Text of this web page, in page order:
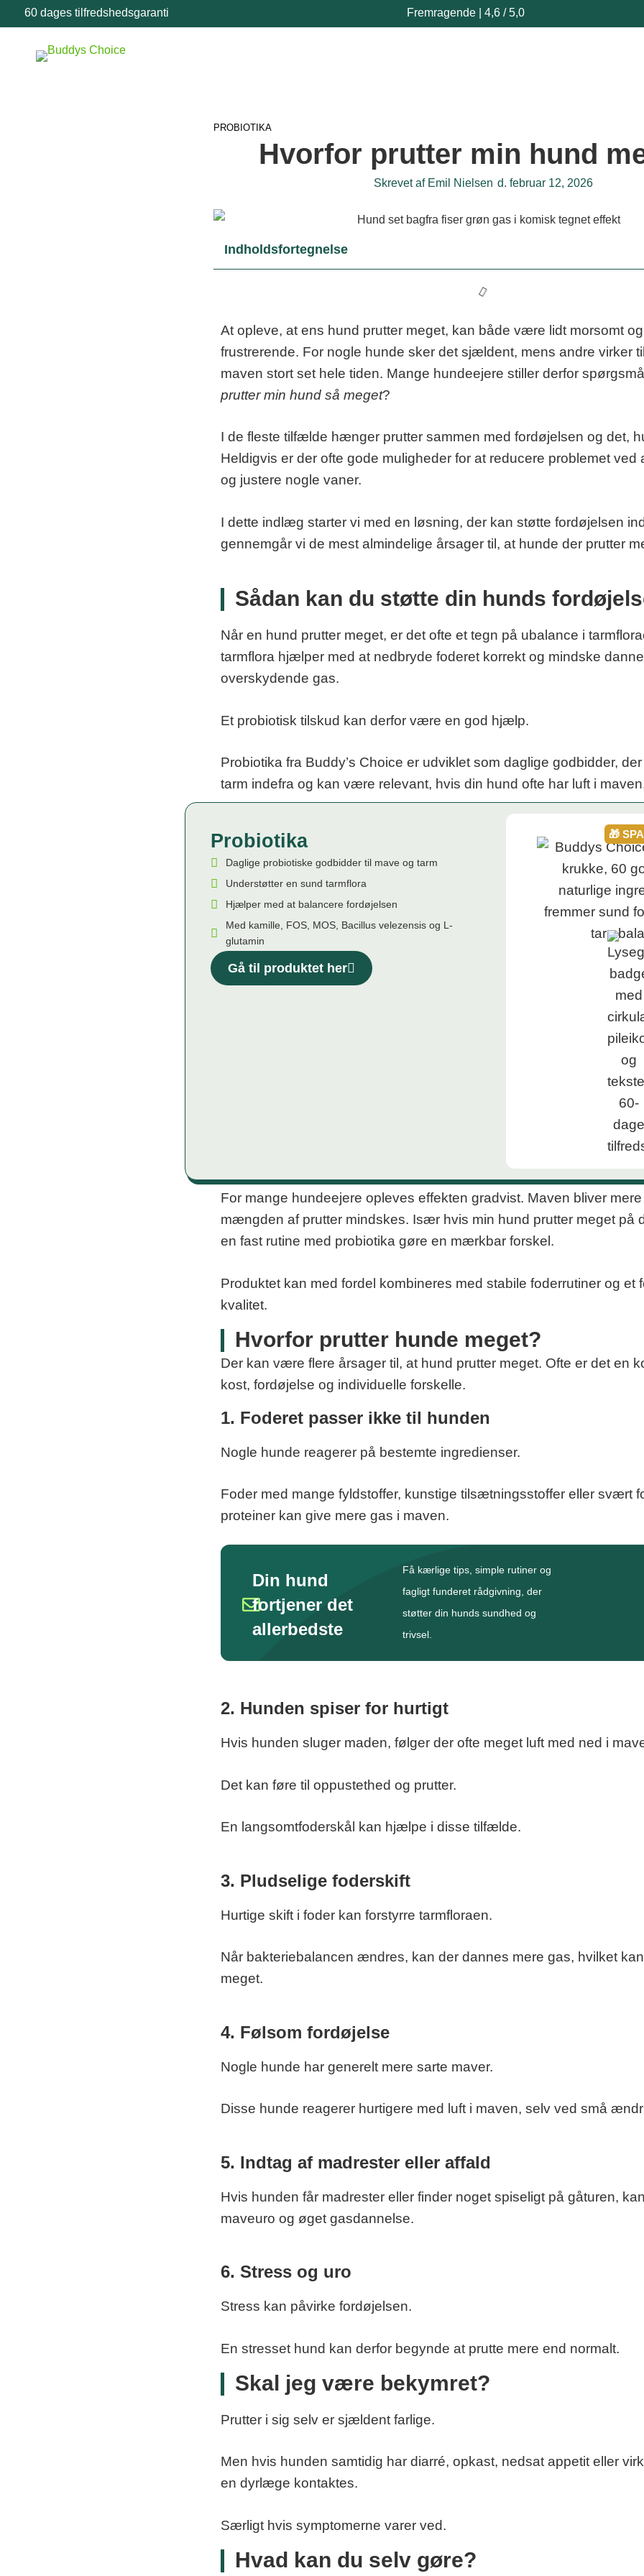
60 dages tilfredshedsgaranti Fremragende | 4,6 / 5,0
PROBIOTIKA
Hvorfor prutter min hund
Skrevet afEmil Nielsen d. februar 12, 2026
Indholdsfortegnelse
At opleve, at ens hund prutter meget, kan både være lidt morsomt
frustrerende. For nogle hunde sker det sjældent, mens andre virker
maven stort set hele tiden. Mange hundeejere stiller derfor
prutter min hund så meget?
I de fleste tilfælde hænger prutter sammen med fordøjelsen og det,
Heldigvis er der ofte gode muligheder for at reducere problemet ved
og justere nogle vaner.
I dette indlæg starter vi med en løsning, der kan støtte fordøjelsen
gennemgår vi de mest almindelige årsager til, at hunde der prutter
Sådan kan du støtte din hunds
Når en hund prutter meget, er det ofte et tegn på ubalance i
tarmflora hjælper med at nedbryde foderet korrekt og mindske
overskydende gas.
Et probiotisk tilskud kan derfor være en god hjælp.
Probiotika fra Buddy’s Choice er udviklet som daglige godbidder,
tarm indefra og kan være relevant, hvis din hund ofte har luft i
Probiotika
Daglige probiotiske godbidder til mave og tarm
Understøtter en sund tarmflora
Hjælper med at balancere fordøjelsen
Med kamille, FOS, MOS, Bacillus velezensis og L-
glutamin
Gå til produktet her
🎁
For mange hundeejere opleves effekten gradvist. Maven bliver
mængden af prutter mindskes. Især hvis min hund prutter meget på
en fast rutine med probiotika gøre en mærkbar forskel.
Produktet kan med fordel kombineres med stabile foderrutiner og et
kvalitet.
Hvorfor prutter hunde meget?
Der kan være flere årsager til, at hund prutter meget. Ofte er det en
kost, fordøjelse og individuelle forskelle.
1. Foderet passer ikke til hunden
Nogle hunde reagerer på bestemte ingredienser.
Foder med mange fyldstoffer, kunstige tilsætningsstoffer eller svært
proteiner kan give mere gas i maven.
Din hund
fortjener det
allerbedste
Få kærlige tips, simple rutiner og
fagligt funderet rådgivning, der
støtter din hunds sundhed og
trivsel.
2. Hunden spiser for hurtigt
Hvis hunden sluger maden, følger der ofte meget luft med ned i
Det kan føre til oppustethed og prutter.
En langsomtfoderskål kan hjælpe i disse tilfælde.
3. Pludselige foderskift
Hurtige skift i foder kan forstyrre tarmfloraen.
Når bakteriebalancen ændres, kan der dannes mere gas, hvilket
meget.
4. Følsom fordøjelse
Nogle hunde har generelt mere sarte maver.
Disse hunde reagerer hurtigere med luft i maven, selv ved små
5. Indtag af madrester eller affald
Hvis hunden får madrester eller finder noget spiseligt på gåturen,
maveuro og øget gasdannelse.
6. Stress og uro
Stress kan påvirke fordøjelsen.
En stresset hund kan derfor begynde at prutte mere end normalt.
Skal jeg være bekymret?
Prutter i sig selv er sjældent farlige.
Men hvis hunden samtidig har diarré, opkast, nedsat appetit eller
en dyrlæge kontaktes.
Særligt hvis symptomerne varer ved.
Hvad kan du selv gøre?